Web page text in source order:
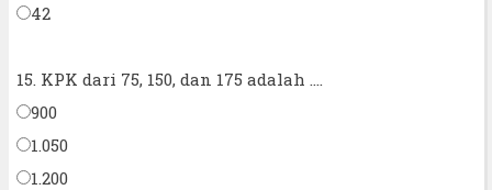
42
15. KPK dari 75, 150, dan 175 adalah ....
900
1.050
1.200